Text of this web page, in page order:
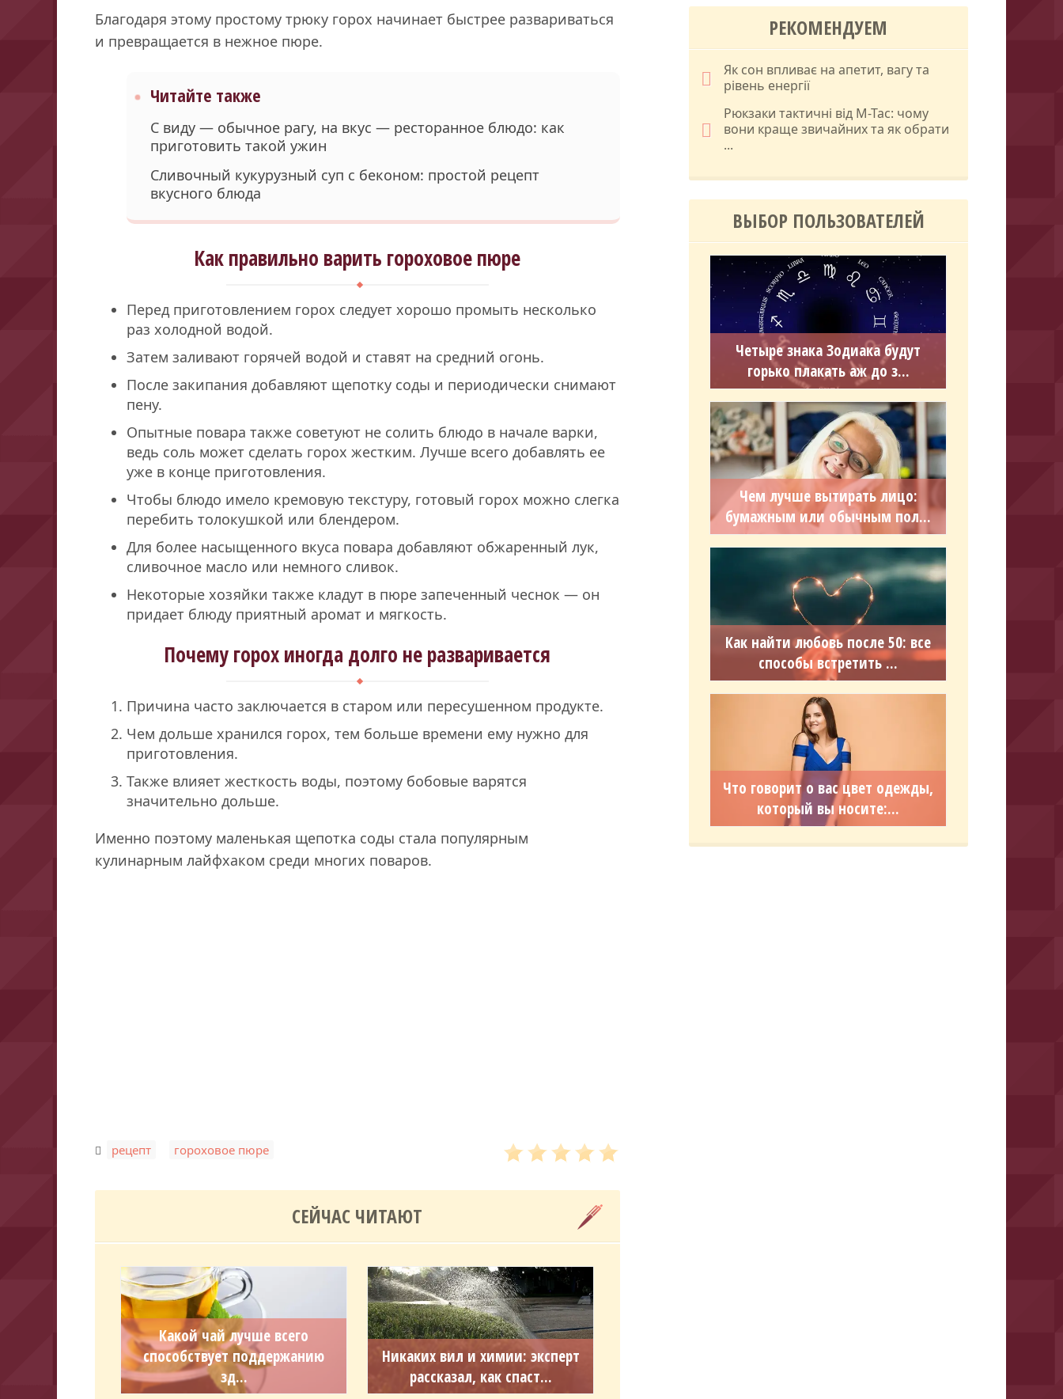
Благодаря этому простому трюку горох начинает быстрее развариваться
и превращается в нежное пюре.
Читайте также
С виду — обычное рагу, на вкус — ресторанное блюдо: как
приготовить такой ужин
Сливочный кукурузный суп с беконом: простой рецепт
вкусного блюда
Как правильно варить гороховое пюре
Перед приготовлением горох следует хорошо промыть несколько
раз холодной водой.
Затем заливают горячей водой и ставят на средний огонь.
После закипания добавляют щепотку соды и периодически снимают
пену.
Опытные повара также советуют не солить блюдо в начале варки,
ведь соль может сделать горох жестким. Лучше всего добавлять ее
уже в конце приготовления.
Чтобы блюдо имело кремовую текстуру, готовый горох можно слегка
перебить толокушкой или блендером.
Для более насыщенного вкуса повара добавляют обжаренный лук,
сливочное масло или немного сливок.
Некоторые хозяйки также кладут в пюре запеченный чеснок — он
придает блюду приятный аромат и мягкость.
Почему горох иногда долго не разваривается
Причина часто заключается в старом или пересушенном продукте.
Чем дольше хранился горох, тем больше времени ему нужно для
приготовления.
Также влияет жесткость воды, поэтому бобовые варятся
значительно дольше.
Именно поэтому маленькая щепотка соды стала популярным
кулинарным лайфхаком среди многих поваров.
рецепт гороховое пюре
СЕЙЧАС ЧИТАЮТ
Какой чай лучше всего
способствует поддержанию
зд...
Никаких вил и химии: эксперт
рассказал, как спаст...
РЕКОМЕНДУЕМ
Як сон впливає на апетит, вагу та
рівень енергії
Рюкзаки тактичні від M-Tac: чому
вони краще звичайних та як обрати
...
ВЫБОР ПОЛЬЗОВАТЕЛЕЙ
Четыре знака Зодиака будут
горько плакать аж до з...
Чем лучше вытирать лицо:
бумажным или обычным пол...
Как найти любовь после 50: все
способы встретить ...
Что говорит о вас цвет одежды,
который вы носите:...